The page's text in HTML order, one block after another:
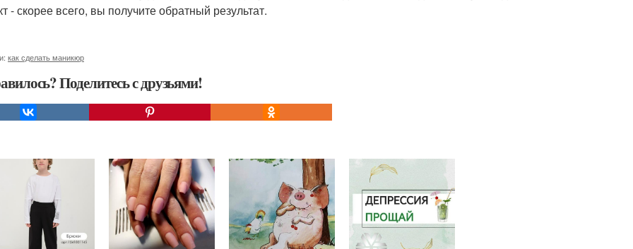
- скорее всего, вы получите обратный результат.
как сделать маникюр
Поделитесь с друзьями!